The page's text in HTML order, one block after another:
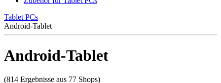
Tablet PCs
Android-Tablet
Android-Tablet
(814 Ergebnisse aus 77 Shops)